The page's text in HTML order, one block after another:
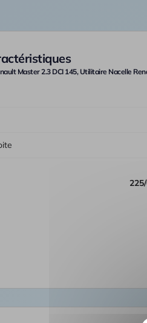
Master 2.3 DCI 145, Utilitaire Nacelle